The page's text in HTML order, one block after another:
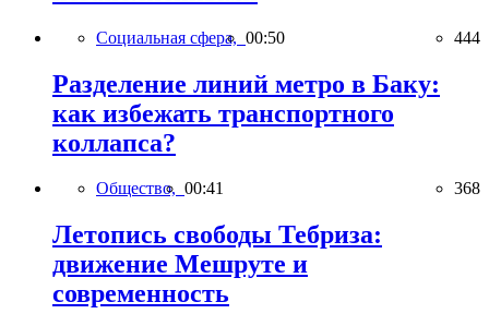
Социальная сфера, 00:50 444
Разделение линий метро в Баку:
как избежать транспортного
коллапса?
Общество, 00:41 368
Летопись свободы Тебриза:
движение Мешруте и
современность